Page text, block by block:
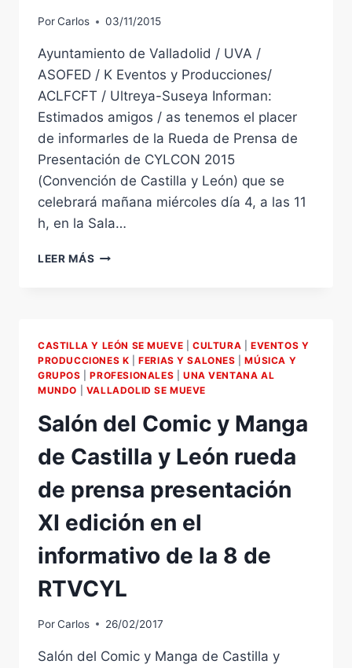
PorCarlos 03/11/2015
Ayuntamiento de Valladolid / UVA /
ASOFED / K Eventos y Producciones/
ACLFCFT / Ultreya-Suseya Informan:
Estimados amigos / as tenemos el placer
de informarles de la Rueda de Prensa de
Presentación de CYLCON 2015
(Convención de Castilla y León) que se
celebrará mañana miércoles día 4, a las 11
h, en la Sala…
LEER MÁS CYLCON
PRESENTACIÓN.
AYUNTAMIENTO
DE
VALLADOLID
UVA
ASOFED
K
EVENTOS
Y
PRODUCCIONES/
ACLFCFT
ULTREYA-
INFORMAN:
CASTILLA Y LEÓN SE MUEVE |CULTURA |EVENTOS Y
PRODUCCIONES K |FERIAS Y SALONES |MÚSICA Y
GRUPOS |PROFESIONALES
UNA VENTANA AL
MUNDO
VALLADOLID SE MUEVE
Salón del Comic y Manga
de Castilla y León rueda
de prensa presentación
XI edición en el
informativo de la 8 de
RTVCYL
PorCarlos 26/02/2017
Salón del Comic y Manga de Castilla y